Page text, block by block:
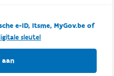
e-ID, Itsme, MyGov.be of
sleutel
aan